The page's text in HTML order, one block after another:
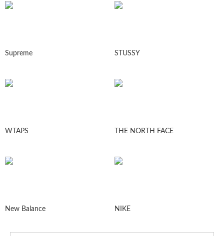
Supreme STUSSY
WTAPS THE NORTH FACE
New Balance NIKE